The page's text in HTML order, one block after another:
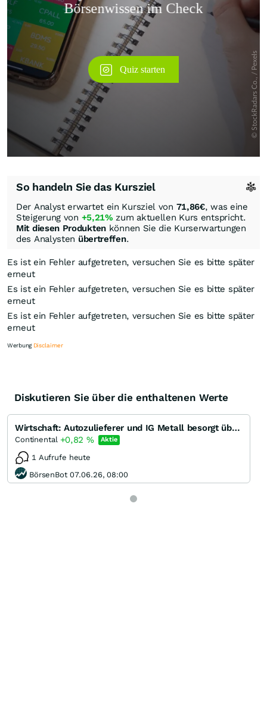
So handeln Sie das Kursziel
Der Analyst erwartet ein Kursziel von 71,86€, was eine
Steigerung von +5,21% zum aktuellen Kurs entspricht.
Mit diesen Produkten können Sie die Kurserwartungen
des Analysten übertreffen.
Es ist ein Fehler aufgetreten, versuchen Sie es bitte später
erneut
Es ist ein Fehler aufgetreten, versuchen Sie es bitte später
erneut
Es ist ein Fehler aufgetreten, versuchen Sie es bitte später
erneut
Knock-Out-Suche
Optionsschein-Suche
Zertifikate-Suche
Werbung Disclaimer
Diskutieren Sie über die enthaltenen Werte
Wirtschaft: Autozulieferer und IG Metall besorgt über Beschäftigungslage
Continental +0,82 % Aktie
1 Aufrufe heute
BörsenBot 07.06.26, 08:00